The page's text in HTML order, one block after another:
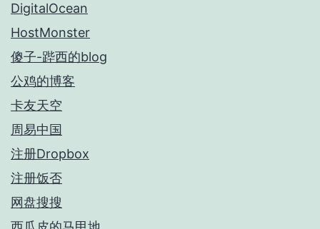
DigitalOcean
HostMonster
傻子-跸西的blog
公鸡的博客
卡友天空
周易中国
注册Dropbox
注册饭否
网盘搜搜